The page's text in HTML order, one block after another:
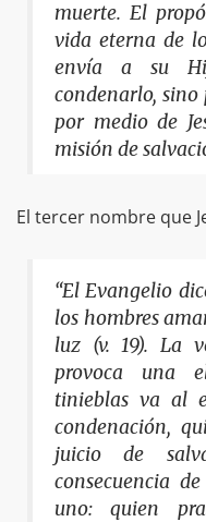
muerte. El
vida eterna de
envía a su
condenarlo, sino
por medio de
misión de
El tercer nombre que
“El Evangelio
los hombres
luz (v. 19). La
provoca una
tinieblas va al
condenación,
juicio de
consecuencia
uno: quien